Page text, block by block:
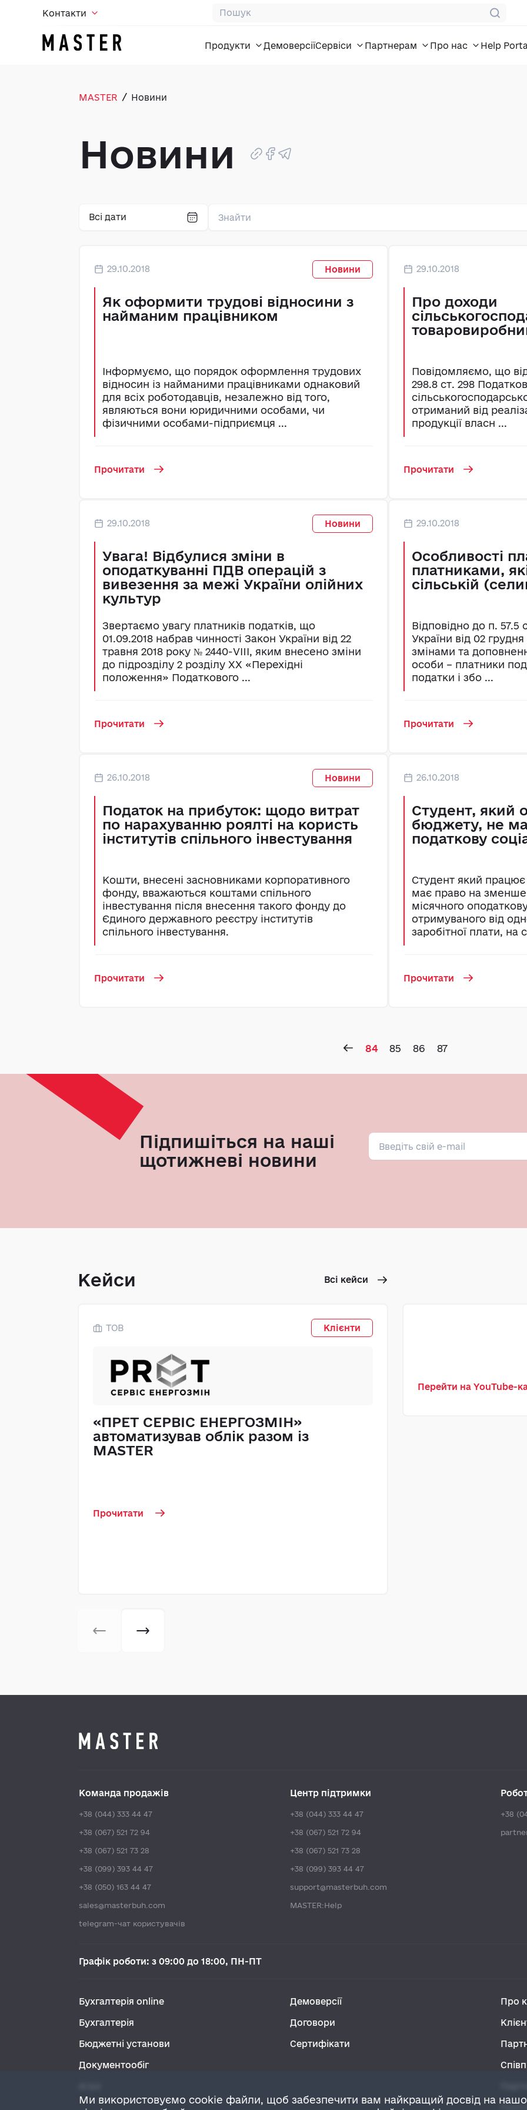
Контакти
Продукти ДемоверсіїСервіси Партнерам Про нас Help Portal
MASTER / Новини
Новини
Всі дати
29.10.2018 Новини
Як оформити трудові відносини з
найманим працівником
Інформуємо, що порядок оформлення трудових
відносин із найманими працівниками однаковий
для всіх роботодавців, незалежно від того,
являються вони юридичними особами, чи
фізичними особами-підприємця ...
Прочитати
29.10.2018
Про доходи
Повідомляємо, що
298.8 ст. 298
отриманий від
продукції власн ...
Прочитати
29.10.2018 Новини
Увага! Відбулися зміни в
оподаткуванні ПДВ операцій з
вивезення за межі України олійних
культур
Звертаємо увагу платників податків, що
01.09.2018 набрав чинності Закон України від 22
травня 2018 року № 2440-VIII, яким внесено зміни
до підрозділу 2 розділу XX «Перехідні
положення» Податкового ...
Прочитати
29.10.2018
Особливості
платниками,
сільській
Відповідно до п. 57.5
України від 02
змінами та
особи – платники
податки і збо ...
Прочитати
26.10.2018 Новини
Податок на прибуток: щодо витрат
по нарахуванню роялті на користь
інститутів спільного інвестування
Кошти, внесені засновниками корпоративного
фонду, вважаються коштами спільного
інвестування після внесення такого фонду до
Єдиного державного реєстру інститутів
спільного інвестування.
Прочитати
26.10.2018
Cтудент, який
бюджету, не
податкову
Студент який працює
має право на
місячного
отримуваного від
заробітної плати, на
Прочитати
84 85 86 87
Підпишіться на наші
щотижневі новини
Кейси Всі кейси
ТОВ Клієнти
«ПРЕТ СЕРВІС ЕНЕРГОЗМІН»
автоматизував облік разом із
MASTER
Прочитати
Перейти на YouTube-
Команда продажів
+38 (044) 333 44 47
+38 (067) 521 72 94
+38 (067) 521 73 28
+38 (099) 393 44 47
+38 (050) 163 44 47
sales@masterbuh.com
telegram-чат користувачів
Центр підтримки
+38 (044) 333 44 47
+38 (067) 521 72 94
+38 (067) 521 73 28
+38 (099) 393 44 47
support@masterbuh.com
MASTER:Help
+38
Графік роботи: з 09:00 до 18:00, ПН-ПТ
Бухгалтерія online
Бухгалтерія
Бюджетні установи
Документообіг
Демоверсії
Договори
Сертифікати
Про
Ми використовуємо cookie файли, щоб забезпечити вам найкращий досвід на